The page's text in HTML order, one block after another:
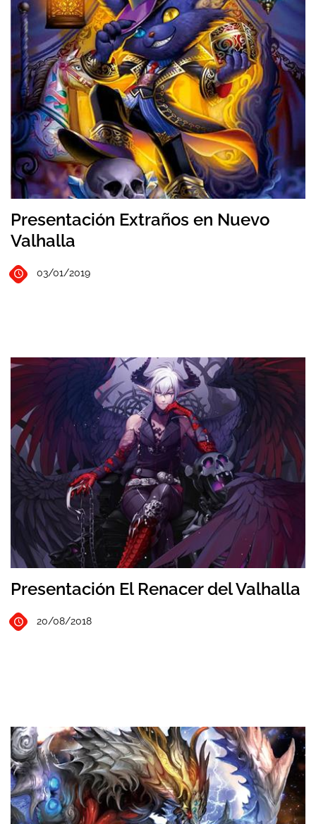
Presentación Extraños en Nuevo
Valhalla
03/01/2019
Presentación El Renacer del Valhalla
20/08/2018